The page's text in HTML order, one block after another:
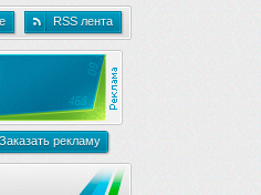
RSS лента
Заказать рекламу